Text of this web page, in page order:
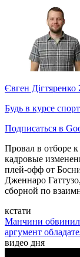
Євген Дігтяренко
Будь в курсе
Подписаться в
Провал в отборе
кадровые
плей-офф от
Дженнаро
сборной по
кстати
Манчини
аргумент
видео дня